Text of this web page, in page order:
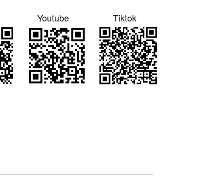
Youtube Tiktok